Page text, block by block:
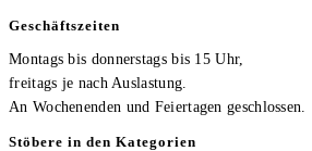
Geschäftszeiten
Montags bis donnerstags bis 15 Uhr,
freitags je nach Auslastung.
An Wochenenden und Feiertagen geschlossen.
Stöbere in den Kategorien